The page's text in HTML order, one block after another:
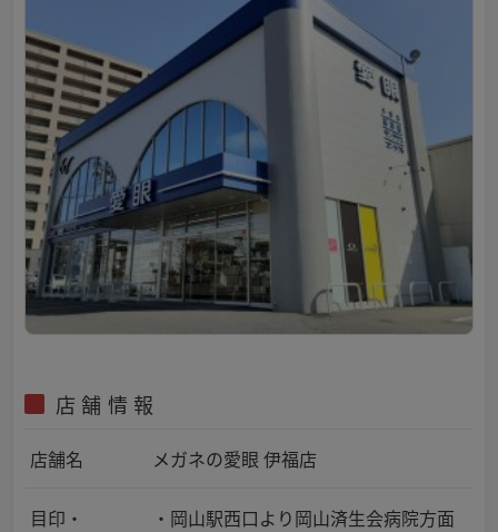
店舗情報
店舗名 メガネの愛眼 伊福店
目印・
・岡山駅西口より岡山済生会病院方面